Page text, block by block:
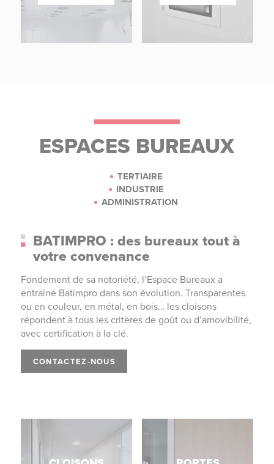
ESPACES BUREAUX
TERTIAIRE
INDUSTRIE
ADMINISTRATION
BATIMPRO : des bureaux tout à
votre convenance
Fondement de sa notoriété, l’Espace Bureaux a
entraîné Batimpro dans son évolution. Transparentes
ou en couleur, en métal, en bois… les cloisons
répondent à tous les critères de goût ou d’amovibilité,
avec certification à la clé.
CONTACTEZ-NOUS